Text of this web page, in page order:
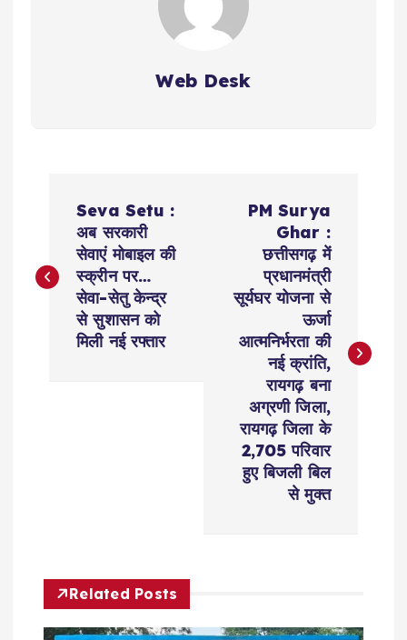
Web Desk
s
Seva Setu :
अब सरकारी
सेवाएं मोबाइल की
स्क्रीन पर…
सेवा-सेतु केन्द्र
से सुशासन को
मिली नई रफ्तार
PM Surya
Ghar :
छत्तीसगढ़ में
प्रधानमंत्री
सूर्यघर योजना से
ऊर्जा
आत्मनिर्भरता की
नई क्रांति,
रायगढ़ बना
अग्रणी जिला,
रायगढ़ जिला के
2,705 परिवार
हुए बिजली बिल
से मुक्त
Related Posts